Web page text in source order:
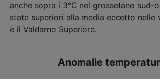
anche sopra i 3°C nel grossetano sud-
state superiori alla media eccetto nelle
e il Valdarno Superiore.
Anomalie